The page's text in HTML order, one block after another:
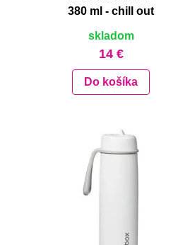
380 ml - chill out
skladom
14 €
Do košíka